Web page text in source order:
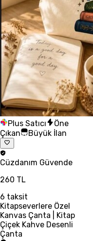
Plus Satıcı
Öne
Çıkan
Büyük İlan
Cüzdanım Güvende
260 TL
6 taksit
Kitapseverlere Özel
Kanvas Çanta | Kitap
Çiçek Kahve Desenli
Çanta